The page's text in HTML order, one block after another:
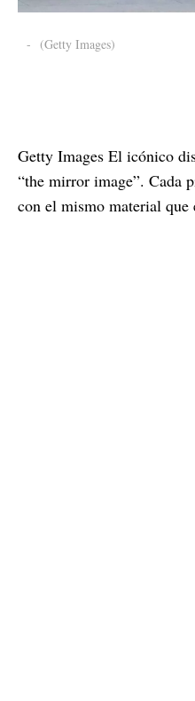
- (Getty Images)
Getty Images El icónico
“the mirror image”. Cada
con el mismo material